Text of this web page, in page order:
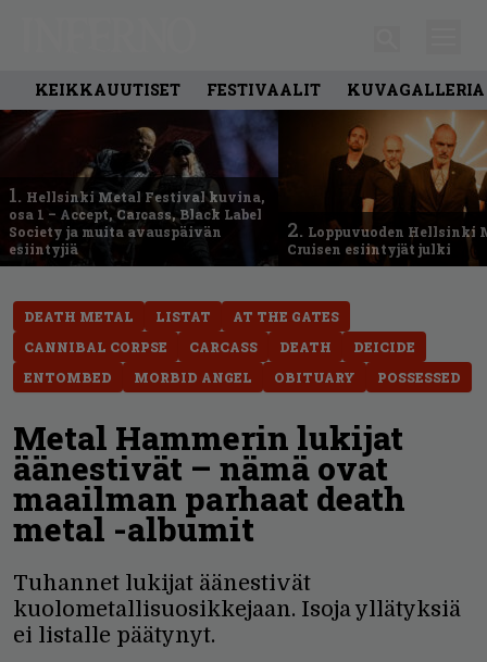
KEIKKAUUTISET FESTIVAALIT KUVAGALLERIA
1. Hellsinki Metal Festival kuvina,
osa 1 – Accept, Carcass, Black Label
Society ja muita avauspäivän
esiintyjiä
2. Loppuvuoden Hellsinki
Cruisen esiintyjät julki
DEATH METAL LISTAT
AT THE GATES
CANNIBAL CORPSE
CARCASS DEATH
DEICIDE
ENTOMBED
MORBID ANGEL OBITUARY POSSESSED
Metal Hammerin lukijat
äänestivät – nämä ovat
maailman parhaat death
metal -albumit
Tuhannet lukijat äänestivät
kuolometallisuosikkejaan. Isoja yllätyksiä
ei listalle päätynyt.